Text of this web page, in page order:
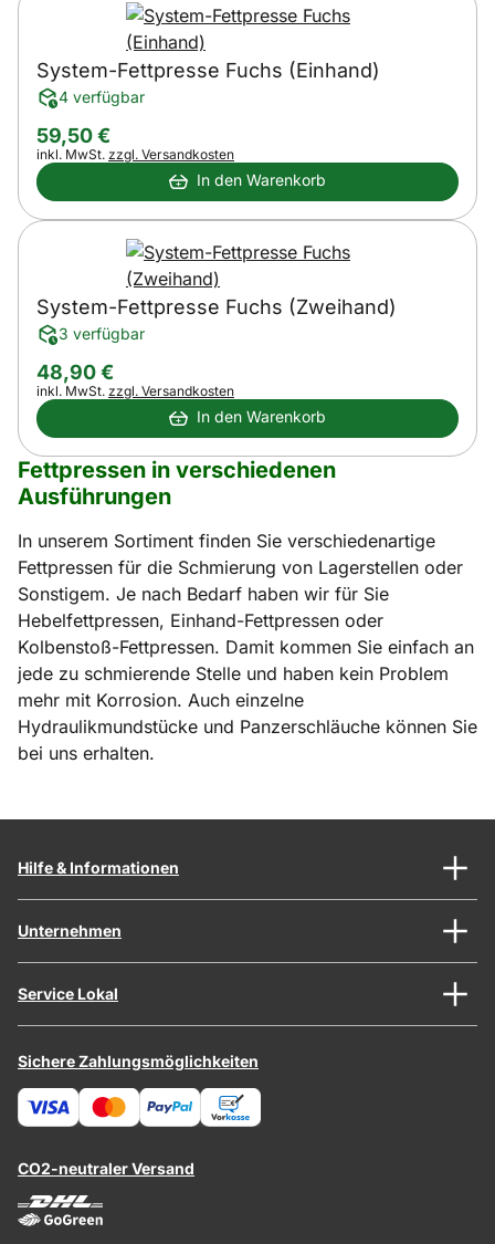
System-Fettpresse Fuchs (Einhand)
4 verfügbar
59,50€
Steuerhinweis:
inkl. MwSt. zzgl. Versandkosten
In den Warenkorb
System-Fettpresse Fuchs (Zweihand)
3 verfügbar
48,90€
Steuerhinweis:
inkl. MwSt. zzgl. Versandkosten
In den Warenkorb
Fettpressen in verschiedenen
Ausführungen
In unserem Sortiment finden Sie verschiedenartige
Fettpressen für die Schmierung von Lagerstellen oder
Sonstigem. Je nach Bedarf haben wir für Sie
Hebelfettpressen, Einhand-Fettpressen oder
Kolbenstoß-Fettpressen. Damit kommen Sie einfach an
jede zu schmierende Stelle und haben kein Problem
mehr mit Korrosion. Auch einzelne
Hydraulikmundstücke und Panzerschläuche können Sie
bei uns erhalten.
Hilfe & Informationen
Unternehmen
Service Lokal
Sichere Zahlungsmöglichkeiten
CO2-neutraler Versand